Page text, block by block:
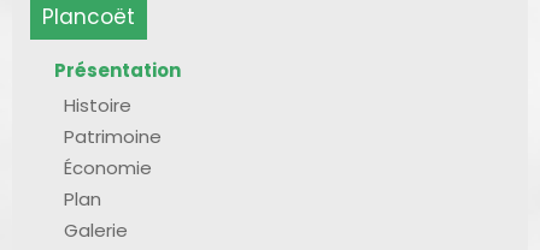
Plancoët
Présentation
Histoire
Patrimoine
Économie
Plan
Galerie